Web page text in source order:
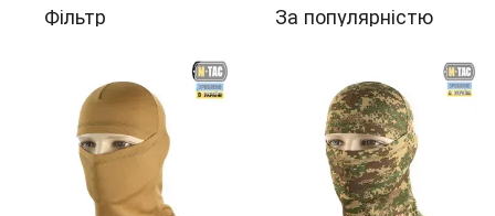
Фільтр За популярністю